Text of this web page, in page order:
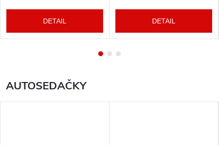
DETAIL DETAIL
AUTOSEDAČKY